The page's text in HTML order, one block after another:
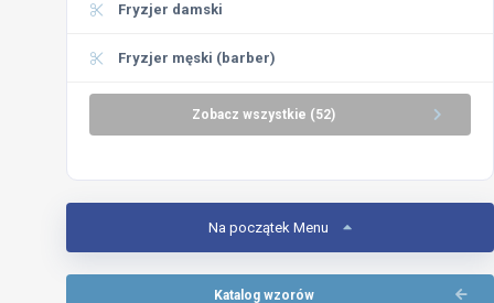
Fryzjer damski
Fryzjer męski (barber)
Zobacz wszystkie (52)
Na początek Menu
Katalog wzorów